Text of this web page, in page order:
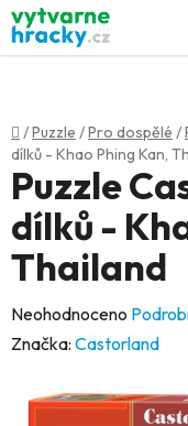
Přejít
na
obsah
Domů
/Puzzle /Pro dospělé /
dílků - Khao Phing Kan,
Puzzle
dílků -
Thailand
Průměrné
hodnocení
Neohodnoceno
Značka: Castorland